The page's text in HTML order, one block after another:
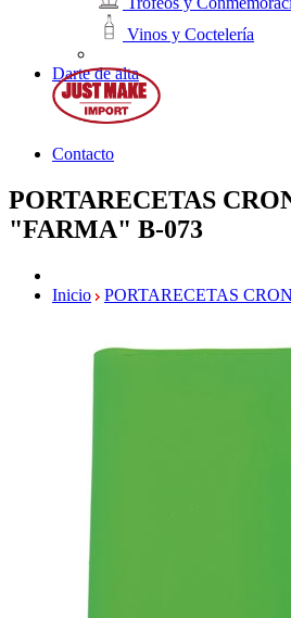
Vinos y Coctelería
Darte de alta
Contacto
PORTARECETAS
"FARMA" B-073
Inicio PORTARECETAS